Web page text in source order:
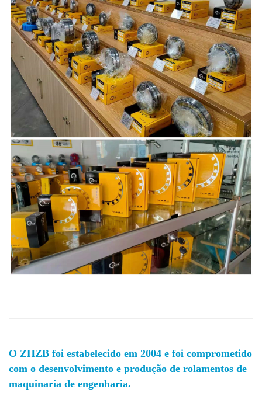
O ZHZB foi estabelecido em 2004 e foi comprometido
com o desenvolvimento e produção de rolamentos de
maquinaria de engenharia.